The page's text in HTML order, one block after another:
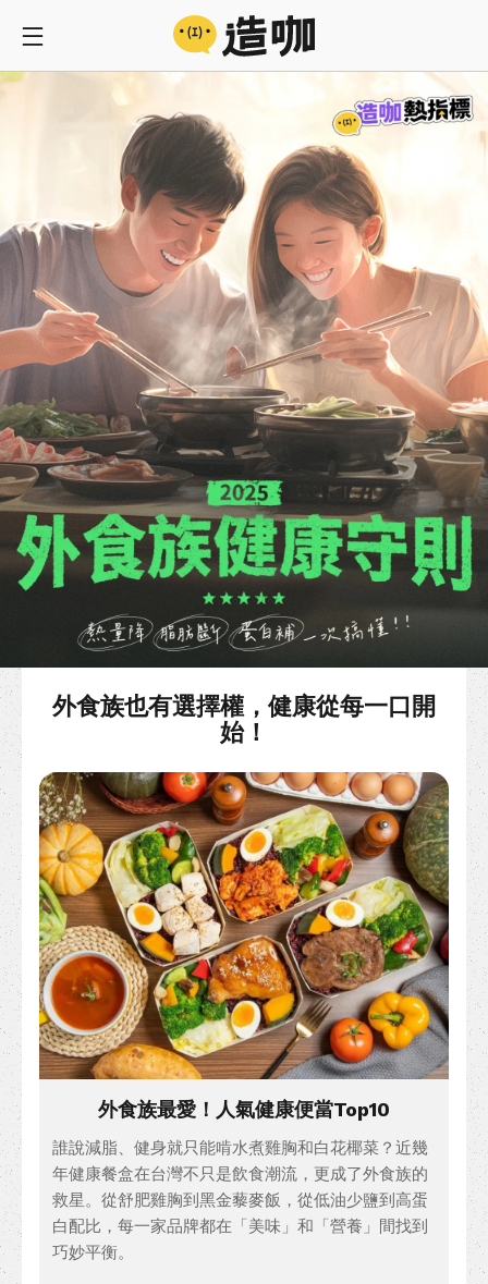
外食族也有選擇權，健康從每一口開
始！
外食族最愛！人氣健康便當Top10
誰說減脂、健身就只能啃水煮雞胸和白花椰菜？近幾
年健康餐盒在台灣不只是飲食潮流，更成了外食族的
救星。從舒肥雞胸到黑金藜麥飯，從低油少鹽到高蛋
白配比，每一家品牌都在「美味」和「營養」間找到
巧妙平衡。